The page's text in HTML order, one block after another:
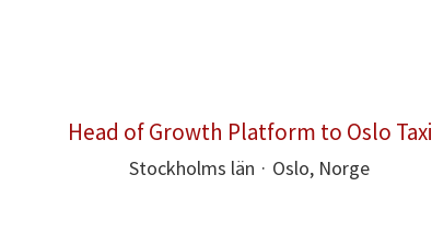
Head of Growth Platform to Oslo Taxi
Stockholms län · Oslo, Norge